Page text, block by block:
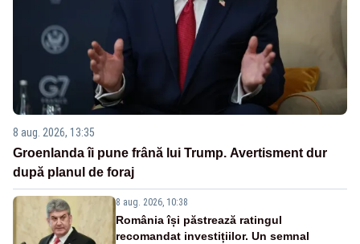
8 aug. 2026, 13:35
Groenlanda îi pune frână lui Trump. Avertisment dur
după planul de foraj
8 aug. 2026, 10:38
România își păstrează ratingul
recomandat investițiilor. Un semnal